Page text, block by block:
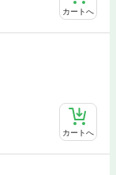
カートへ
カートへ